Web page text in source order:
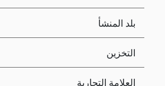
بلد المنشأ
التخزين
العلامة التجارية